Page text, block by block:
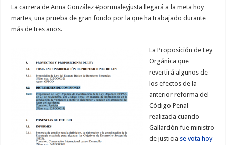
La carrera de Anna González #porunaleyjusta llegará a la meta hoy
martes, una prueba de gran fondo por la que ha trabajado durante
más de tres años.
La Proposición de Ley
Orgánica que
revertirá algunos de
los efectos de la
anterior reforma del
Código Penal
realizada cuando
Gallardón fue ministro
de justicia se vota hoy